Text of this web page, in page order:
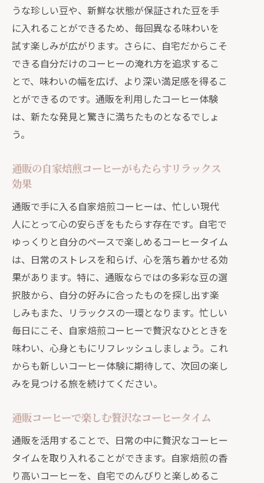
うな珍しい豆や、新鮮な状態が保証された豆を手
に入れることができるため、毎回異なる味わいを
試す楽しみが広がります。さらに、自宅だからこそ
できる自分だけのコーヒーの淹れ方を追求するこ
とで、味わいの幅を広げ、より深い満足感を得るこ
とができるのです。通販を利用したコーヒー体験
は、新たな発見と驚きに満ちたものとなるでしょ
う。
通販の自家焙煎コーヒーがもたらすリラックス
効果
通販で手に入る自家焙煎コーヒーは、忙しい現代
人にとって心の安らぎをもたらす存在です。自宅で
ゆっくりと自分のペースで楽しめるコーヒータイム
は、日常のストレスを和らげ、心を落ち着かせる効
果があります。特に、通販ならではの多彩な豆の選
択肢から、自分の好みに合ったものを探し出す楽
しみもまた、リラックスの一環となります。忙しい
毎日にこそ、自家焙煎コーヒーで贅沢なひとときを
味わい、心身ともにリフレッシュしましょう。これ
からも新しいコーヒー体験に期待して、次回の楽し
みを見つける旅を続けてください。
通販コーヒーで楽しむ贅沢なコーヒータイム
通販を活用することで、日常の中に贅沢なコーヒー
タイムを取り入れることができます。自家焙煎の香
り高いコーヒーを、自宅でのんびりと楽しめるこ